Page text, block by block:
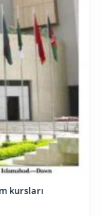
kursları